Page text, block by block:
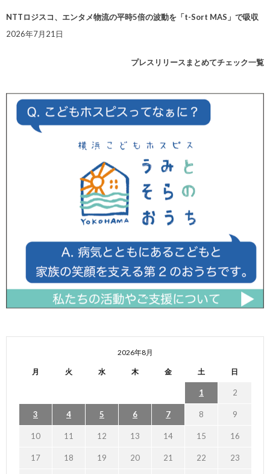
NTTロジスコ、エンタメ物流の平時5倍の波動を「t-Sort MAS」で吸収
2026年7月21日
プレスリリースまとめてチェック一覧
2026年8月
月 火 水 木 金 土 日
1 2
3 4 5 6 7 8 9
10 11 12 13 14 15 16
17 18 19 20 21 22 23